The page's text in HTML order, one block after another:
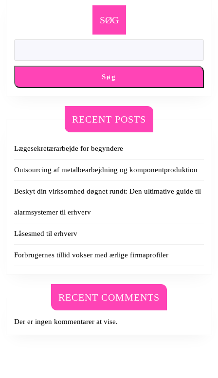
SØG
Søg
RECENT POSTS
Lægesekretærarbejde for begyndere
Outsourcing af metalbearbejdning og komponentproduktion
Beskyt din virksomhed døgnet rundt: Den ultimative guide til
alarmsystemer til erhverv
Låsesmed til erhverv
Forbrugernes tillid vokser med ærlige firmaprofiler
RECENT COMMENTS
Der er ingen kommentarer at vise.